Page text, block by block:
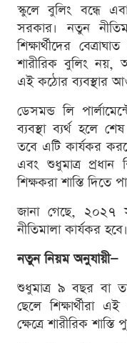
স্কুলে বুলিং বন্ধে
সরকার। নতুন
শিক্ষার্থীদের
শারীরিক বুলিং নয়,
এই কঠোর ব্যবস্থার
ডেসমন্ড লি
ব্যবস্থা ব্যর্থ হলে
তবে এটি কার্যকর
এবং শুধুমাত্র প্রধান
শিক্ষকরা শাস্তি দিতে
জানা গেছে, ২০২৭
নীতিমালা কার্যকর হবে।
নতুন নিয়ম অনুযায়ী—
শুধুমাত্র ৯ বছর বা
ছেলে শিক্ষার্থীরা
ক্ষেত্রে শারীরিক